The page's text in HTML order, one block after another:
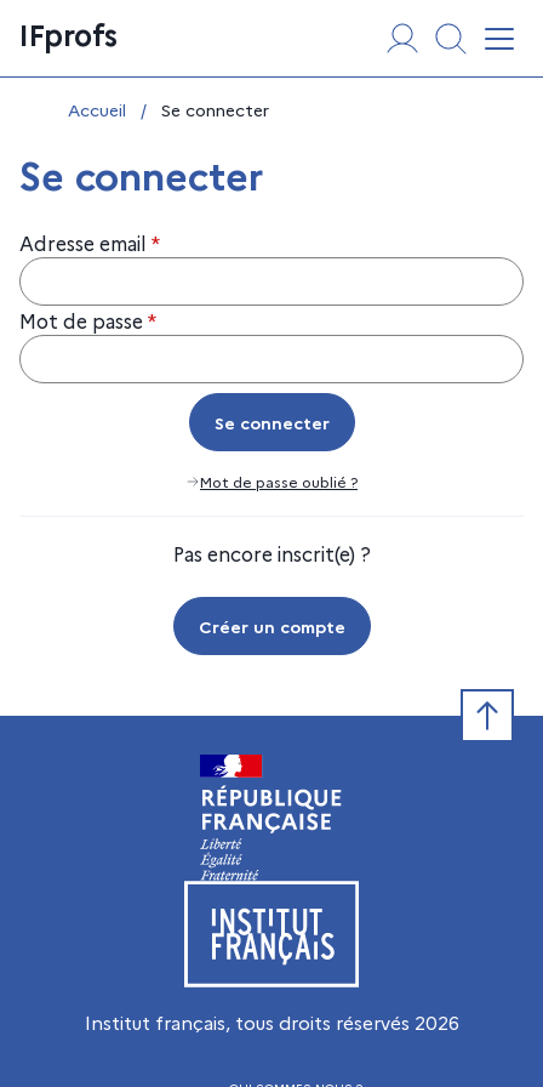
au
contenu
IFprofs
Vous êtes ici :
Accueil / Se connecter
Se connecter
Adresse email *
Mot de passe *
Se connecter
Se connecter
Mot de passe oublié ?
Pas encore inscrit(e) ?
Créer un compte
Visiter le site de l’Institut français
Institut français, tous droits réservés 2026